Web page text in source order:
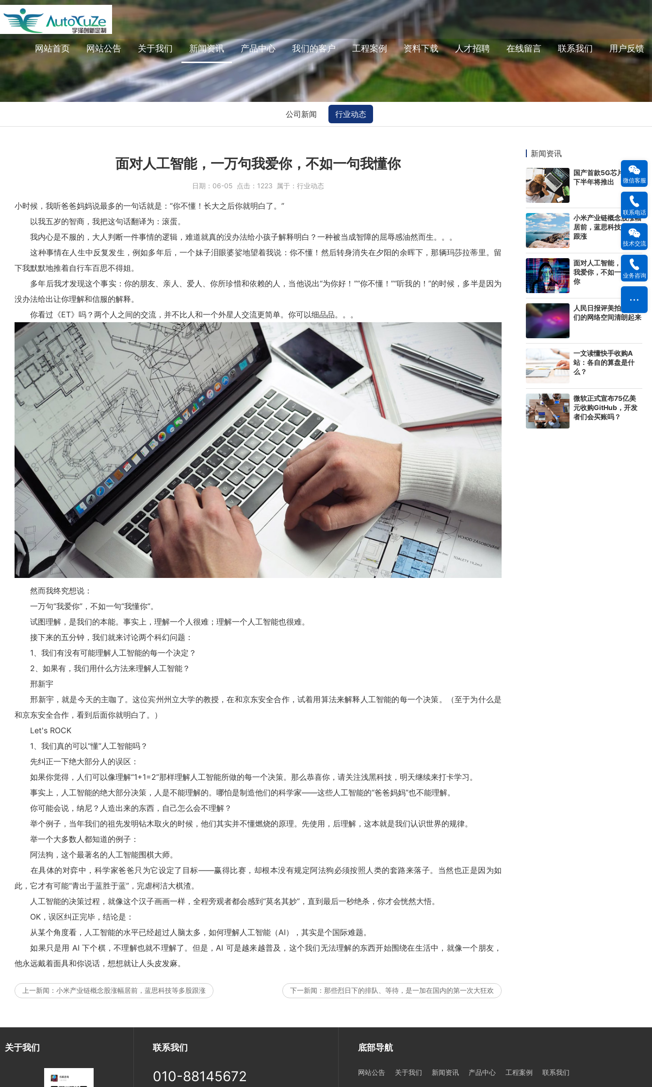
网站首页 网站公告 关于我们 新闻资讯 产品中心 我们的客户 工程案例 资料下载 人才招聘 在线留言 联系我们 用户反馈
公司新闻 行业动态
新闻资讯
国产首款5G芯片今年
下半年将推出
小米产业链概念股涨幅
居前，蓝思科技等多股
跟涨
面对人工智能，一万句
我爱你，不如一句我懂
你
人民日报评美拍：让我
们的网络空间清朗起来
一文读懂快手收购A
站：各自的算盘是什
么？
微软正式宣布75亿美
元收购GitHub，开发
者们会买账吗？
面对人工智能，一万句我爱你，不如一句我懂你
日期： 06-05 点击： 1223 属于： 行业动态
小时候，我听爸爸妈妈说最多的一句话就是：“你不懂！长大之后你就明白了。”
以我五岁的智商，我把这句话翻译为：滚蛋。
我内心是不服的，大人判断一件事情的逻辑，难道就真的没办法给小孩子解释明白？一种被当成智障的屈辱感油然而生。。。
这种事情在人生中反复发生，例如多年后，一个妹子泪眼婆娑地望着我说：你不懂！然后转身消失在夕阳的余晖下，那辆玛莎拉蒂里。留
下我默默地推着自行车百思不得姐。
多年后我才发现这个事实：你的朋友、亲人、爱人、你所珍惜和依赖的人，当他说出“为你好！”“你不懂！”“听我的！”的时候，多半是因为
没办法给出让你理解和信服的解释。
你看过《ET》吗？两个人之间的交流，并不比人和一个外星人交流更简单。你可以细品品。。。
然而我终究想说：
一万句“我爱你”，不如一句“我懂你”。
试图理解，是我们的本能。事实上，理解一个人很难；理解一个人工智能也很难。
接下来的五分钟，我们就来讨论两个科幻问题：
1、我们有没有可能理解人工智能的每一个决定？
2、如果有，我们用什么方法来理解人工智能？
邢新宇
邢新宇，就是今天的主咖了。这位宾州州立大学的教授，在和京东安全合作，试着用算法来解释人工智能的每一个决策。（至于为什么是
和京东安全合作，看到后面你就明白了。）
Let's ROCK
1、我们真的可以“懂”人工智能吗？
先纠正一下绝大部分人的误区：
如果你觉得，人们可以像理解“1+1=2”那样理解人工智能所做的每一个决策。那么恭喜你，请关注浅黑科技，明天继续来打卡学习。
事实上，人工智能的绝大部分决策，人是不能理解的。哪怕是制造他们的科学家——这些人工智能的“爸爸妈妈”也不能理解。
你可能会说，纳尼？人造出来的东西，自己怎么会不理解？
举个例子，当年我们的祖先发明钻木取火的时候，他们其实并不懂燃烧的原理。先使用，后理解，这本就是我们认识世界的规律。
举一个大多数人都知道的例子：
阿法狗，这个最著名的人工智能围棋大师。
在具体的对弈中，科学家爸爸只为它设定了目标——赢得比赛，却根本没有规定阿法狗必须按照人类的套路来落子。当然也正是因为如
此，它才有可能“青出于蓝胜于蓝”，完虐柯洁大棋渣。
人工智能的决策过程，就像这个汉子画画一样，全程旁观者都会感到“莫名其妙”，直到最后一秒绝杀，你才会恍然大悟。
OK，误区纠正完毕，结论是：
从某个角度看，人工智能的水平已经超过人脑太多，如何理解人工智能（AI），其实是个国际难题。
如果只是用 AI 下个棋，不理解也就不理解了。但是，AI 可是越来越普及，这个我们无法理解的东西开始围绕在生活中，就像一个朋友，
他永远戴着面具和你说话，想想就让人头皮发麻。
上一新闻： 小米产业链概念股涨幅居前，蓝思科技等多股跟涨 下一新闻： 那些烈日下的排队、等待，是一加在国内的第一次大狂欢
关于我们 联系我们
010-88145672
底部导航
网站公告 关于我们 新闻资讯 产品中心 工程案例 联系我们
微信客服
联系电话
技术交流
业务咨询